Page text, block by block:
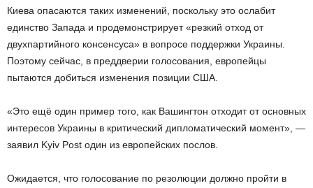
Киева опасаются таких изменений, поскольку это ослабит
единство Запада и продемонстрирует «резкий отход от
двухпартийного консенсуса» в вопросе поддержки Украины.
Поэтому сейчас, в преддверии голосования, европейцы
пытаются добиться изменения позиции США.
«Это ещё один пример того, как Вашингтон отходит от основных
интересов Украины в критический дипломатический момент», —
заявил Kyiv Post один из европейских послов.
Ожидается, что голосование по резолюции должно пройти в